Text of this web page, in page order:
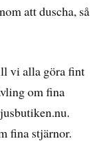
att duscha, så
vi alla göra fint
om fina
fina stjärnor.